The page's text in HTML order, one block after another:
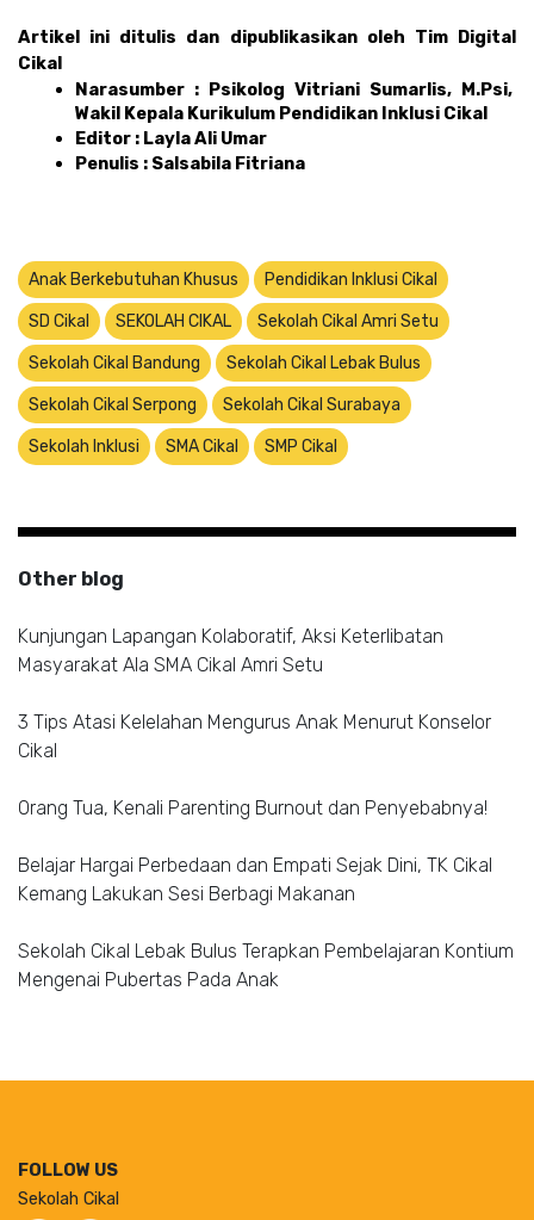
Artikel ini ditulis dan dipublikasikan oleh Tim Digital
Cikal
Narasumber : Psikolog Vitriani Sumarlis, M.Psi,
Wakil Kepala Kurikulum Pendidikan Inklusi Cikal
Editor : Layla Ali Umar
Penulis : Salsabila Fitriana
Anak Berkebutuhan Khusus Pendidikan Inklusi Cikal
SD Cikal SEKOLAH CIKAL Sekolah Cikal Amri Setu
Sekolah Cikal Bandung Sekolah Cikal Lebak Bulus
Sekolah Cikal Serpong Sekolah Cikal Surabaya
Sekolah Inklusi SMA Cikal SMP Cikal
Other blog
Kunjungan Lapangan Kolaboratif, Aksi Keterlibatan
Masyarakat Ala SMA Cikal Amri Setu
3 Tips Atasi Kelelahan Mengurus Anak Menurut Konselor
Cikal
Orang Tua, Kenali Parenting Burnout dan Penyebabnya!
Belajar Hargai Perbedaan dan Empati Sejak Dini, TK Cikal
Kemang Lakukan Sesi Berbagi Makanan
Sekolah Cikal Lebak Bulus Terapkan Pembelajaran Kontium
Mengenai Pubertas Pada Anak
FOLLOW US
Sekolah Cikal